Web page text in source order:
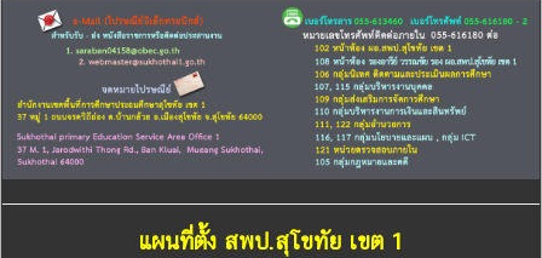
แผนที่ตั้ง สพป.สุโขทัย เขต 1